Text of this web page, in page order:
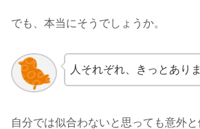
でも、本当にそうでしょうか。
人それぞれ、きっとあり
自分では似合わないと思っても意外